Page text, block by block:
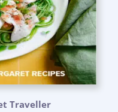
Traveller